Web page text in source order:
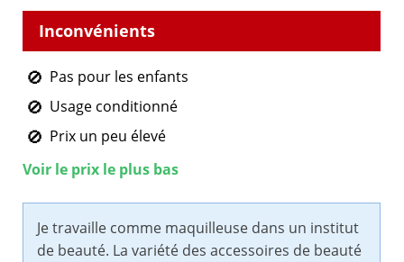
Pas pour les enfants
Usage conditionné
Prix un peu élevé
Voir le prix le plus bas
Je travaille comme maquilleuse dans un institut
de beauté. La variété des accessoires de beauté